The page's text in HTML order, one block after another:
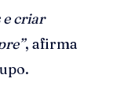
e criar
, afirma